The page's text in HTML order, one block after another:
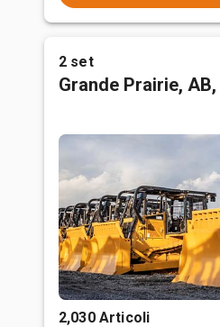
2 set
Grande Prairie, AB,
2,030 Articoli